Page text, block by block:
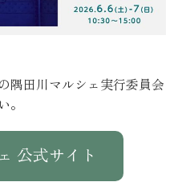
隅田川マルシェ実行委員会
。
公式サイト